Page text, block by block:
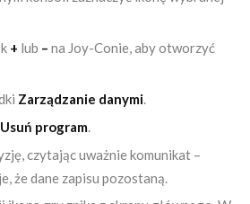
+ lub – na Joy-Conie, aby otworzyć
Zarządzanie danymi
Usuń program
czytając uważnie komunikat –
że dane zapisu pozostaną.